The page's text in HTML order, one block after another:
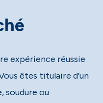
expérience réussie
êtes titulaire d’un
soudure ou